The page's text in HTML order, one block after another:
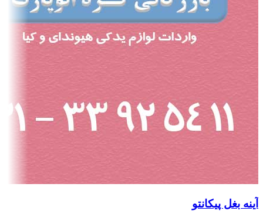
آینه بغل پیکانتو